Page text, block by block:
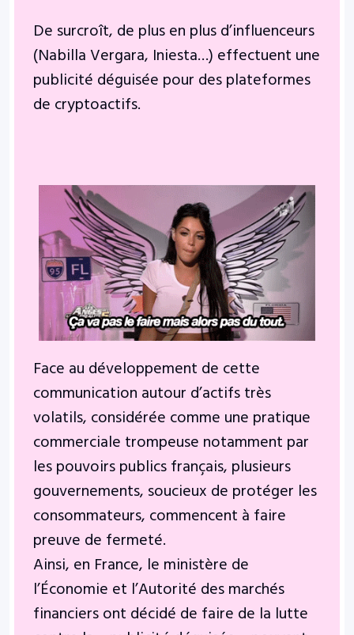
De surcroît, de plus en plus d’influenceurs
(Nabilla Vergara, Iniesta…) effectuent une
publicité déguisée pour des plateformes
de cryptoactifs.
Face au développement de cette
communication autour d’actifs très
volatils, considérée comme une pratique
commerciale trompeuse notamment par
les pouvoirs publics français, plusieurs
gouvernements, soucieux de protéger les
consommateurs, commencent à faire
preuve de fermeté.
Ainsi, en France, le ministère de
l’Économie et l’Autorité des marchés
financiers ont décidé de faire de la lutte